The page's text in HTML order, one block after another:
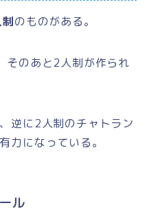
のものがある。
そのあと2人制が作られ
逆に2人制のチャトラン
力になっている。
ル